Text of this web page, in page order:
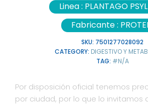
Linea : PLANTAGO
Fabricante :
SKU: 7501277028092
CATEGORY: DIGESTIVO Y
TAG: #N/A
Por disposición oficial tenemos
por ciudad, por lo que lo invitamos